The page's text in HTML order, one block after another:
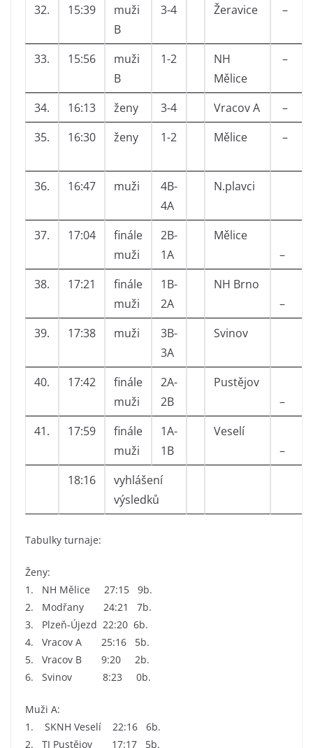
32. 15:39
muži
B
3-4 Žeravice –
33. 15:56
muži
B
1-2
NH
Mělice
–
34. 16:13 ženy 3-4 Vracov A
–
35.
16:30 ženy 1-2 Mělice –
36. 16:47 muži
4B-
4A
N.plavci
37. 17:04
finále
muži
2B-
1A
Mělice
–
38.
17:21
finále
muži
1B-
2A
NH Brno
–
39.
17:38 muži
3B-
3A
Svinov
40. 17:42
finále
muži
2A-
2B
Pustějov
–
41.
17:59
finále
muži
1A-
1B
Veselí
–
18:16
vyhlášení
výsledků
Tabulky turnaje:
Ženy:
1. NH Mělice 27:15 9b.
2. Modřany 24:21 7b.
3. Plzeň-Újezd 22:20 6b.
4. Vracov A 25:16 5b.
5. Vracov B 9:20 2b.
6. Svinov 8:23 0b.
Muži A:
1. SKNH Veselí 22:16 6b.
2. TJ Pustějov 17:17 5b.